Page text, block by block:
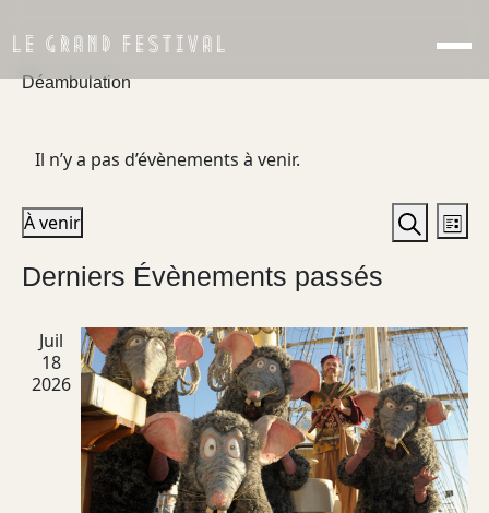
LE GRAND FESTIVAL
Déambulation
Il n’y a pas d’évènements à venir.
et
vues
de
Liste
À venir
une
Derniers Évènements passés
Juil
18
2026